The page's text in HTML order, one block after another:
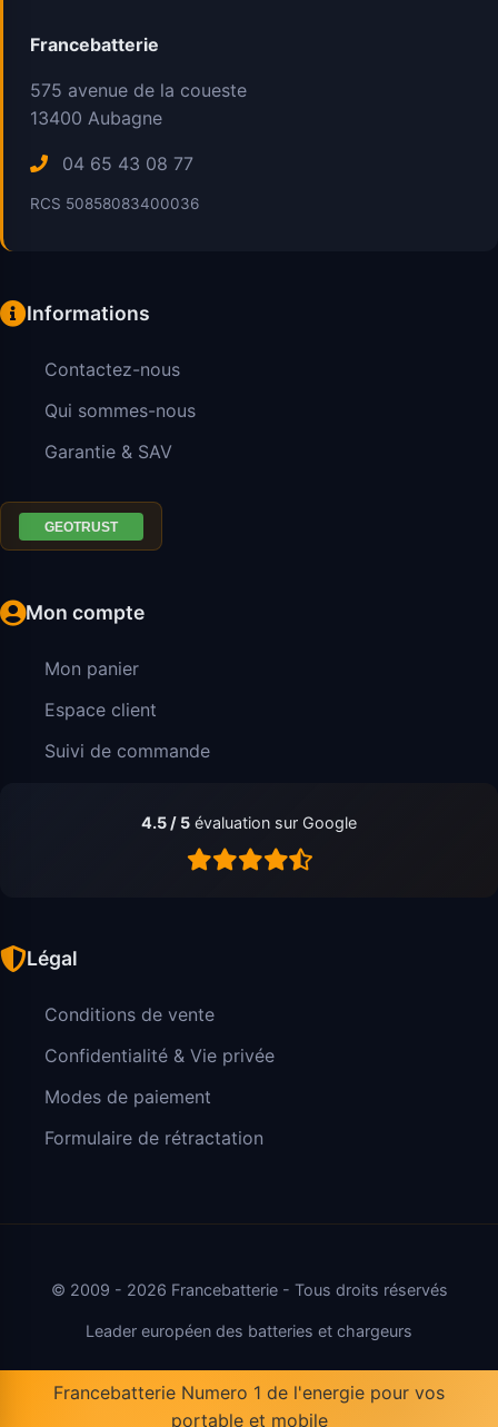
Francebatterie
575 avenue de la coueste
13400 Aubagne
04 65 43 08 77
RCS 50858083400036
Informations
Contactez-nous
Qui sommes-nous
Garantie & SAV
Mon compte
Mon panier
Espace client
Suivi de commande
4.5 / 5 évaluation sur Google
Légal
Conditions de vente
Confidentialité & Vie privée
Modes de paiement
Formulaire de rétractation
© 2009 - 2026 Francebatterie - Tous droits réservés
Leader européen des batteries et chargeurs
Francebatterie Numero 1 de l'energie pour vos
portable et mobile